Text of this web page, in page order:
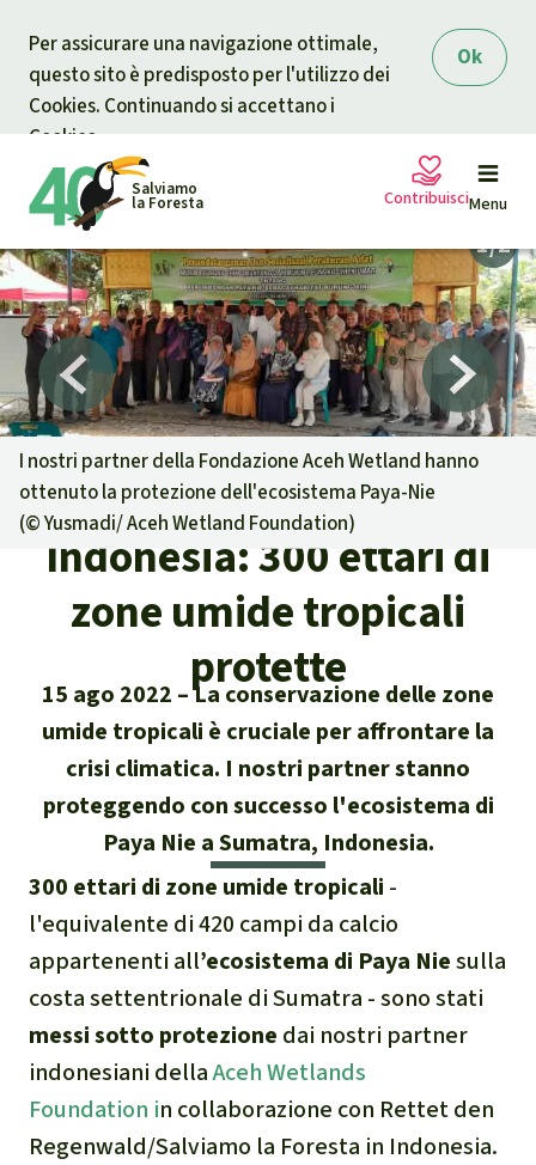
Ok
Per assicurare una navigazione ottimale,
questo sito è predisposto per l'utilizzo dei
Cookies. Continuando si accettano i
Cookies.
Salviamo
la Foresta Menu
Petizioni
Progetti
Informazioni
Informati
Attualità
Risultati
Temi principali
Foresta tropicale
Biomassa e Bioenergia
Legno Tropicale
Olio di palma
Allevamenti industriali
Biodiversità
Miniere
Landgrabbing
Difensori e Difensore
Chi siamo
40 anni di Salviamo la Foresta
Contattaci
Trasparenza
Cerca
Italiano
Deutsch
English
Español
Português
Indonesia
Contribuisci
La tua donazione aiuta
Sostieni Salviamo la Foresta
Donazione urgente
Donazione per una causa specifica
Protezione degli animali
Difensore e difensori delle foreste
In difesa della foresta
particolare
America Latina
Africa
Sud-est asiatico
I nostri partner della Fondazione Aceh Wetland hanno
ottenuto la protezione dell'ecosistema Paya-Nie
(©Yusmadi/ Aceh Wetland Foundation)
Indonesia: 300 ettari di
zone umide tropicali
protette
15 ago 2022
La conservazione delle zone
umide tropicali è cruciale per affrontare la
crisi climatica. I nostri partner stanno
proteggendo con successo l'ecosistema di
Paya Nie a Sumatra, Indonesia.
300 ettari di zone umide tropicali -
l'equivalente di 420 campi da calcio
appartenenti all’ecosistema di Paya Niesulla
costa settentrionale di Sumatra - sono stati
messi sotto protezione dai nostri partner
indonesiani dellaAceh Wetlands
Foundation in collaborazione con Rettet den
Regenwald/Salviamo la Foresta in Indonesia.